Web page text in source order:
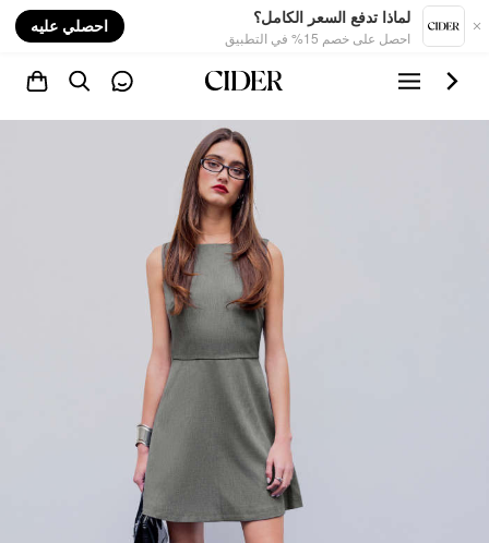
لماذا تدفع السعر الكامل؟
احصل على خصم 15% في التطبيق
احصلي عليه